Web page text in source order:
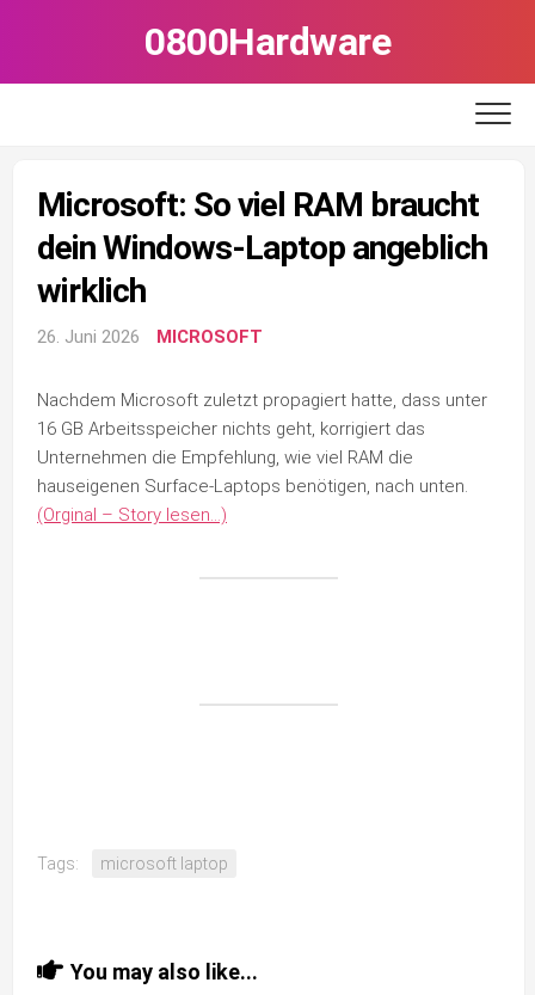
0800Hardware
Microsoft: So viel RAM braucht
dein Windows-Laptop angeblich
wirklich
26. Juni 2026 MICROSOFT
Nachdem Microsoft zuletzt propagiert hatte, dass unter
16 GB Arbeitsspeicher nichts geht, korrigiert das
Unternehmen die Empfehlung, wie viel RAM die
hauseigenen Surface-Laptops benötigen, nach unten.
(Orginal – Story lesen…)
Tags: microsoft laptop
You may also like...